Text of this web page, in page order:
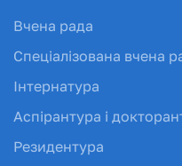
Вчена рада
Спеціалізована вчена
Інтернатура
Аспірантура і
Резидентура